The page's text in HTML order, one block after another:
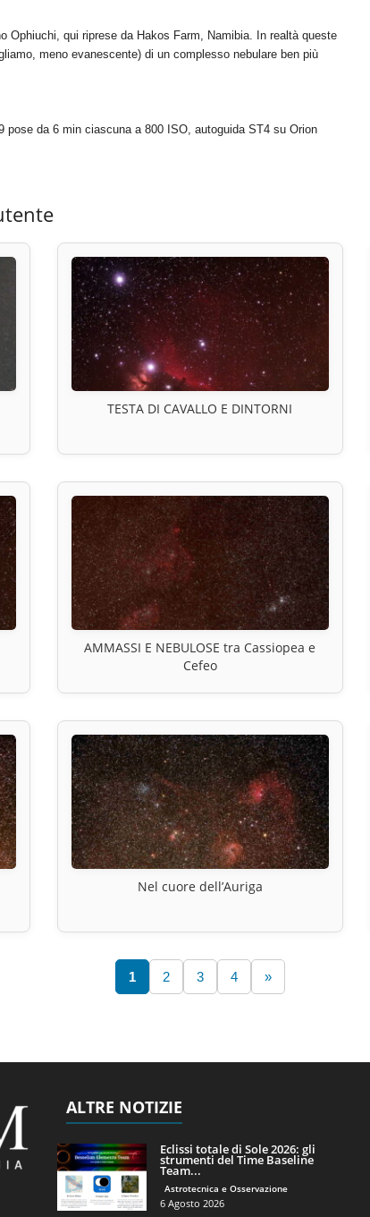
Ophiuchi, qui riprese da Hakos Farm, Namibia. In realtà queste
meno evanescente) di un complesso nebulare ben più
da 6 min ciascuna a 800 ISO, autoguida ST4 su Orion
TESTA DI CAVALLO E DINTORNI
AMMASSI E NEBULOSE tra Cassiopea e
Cefeo
Nel cuore dell’Auriga
1 2 3 4 »
ALTRE NOTIZIE
Eclissi totale di Sole 2026: gli
strumenti del Time Baseline
Team...
Astrotecnica e Osservazione
6 Agosto 2026